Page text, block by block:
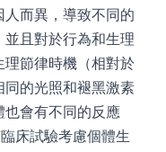
而異，導致不同的
且對於行為和生理
理節律時機（相對於
同的光照和褪黑激素
也會有不同的反應
床試驗考慮個體生